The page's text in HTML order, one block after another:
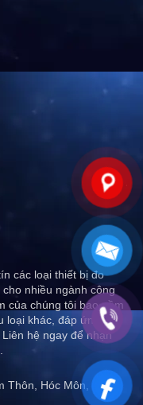
các loại thiết bị đo
nhiều ngành công
của chúng tôi bao gồm
loại khác, đáp ứng mọi
hệ ngay để nhận
Thôn, Hóc Môn,